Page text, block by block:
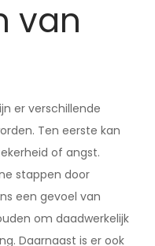
van
er verschillende
Ten eerste kan
of angst.
stappen door
een gevoel van
om daadwerkelijk
Daarnaast is er ook